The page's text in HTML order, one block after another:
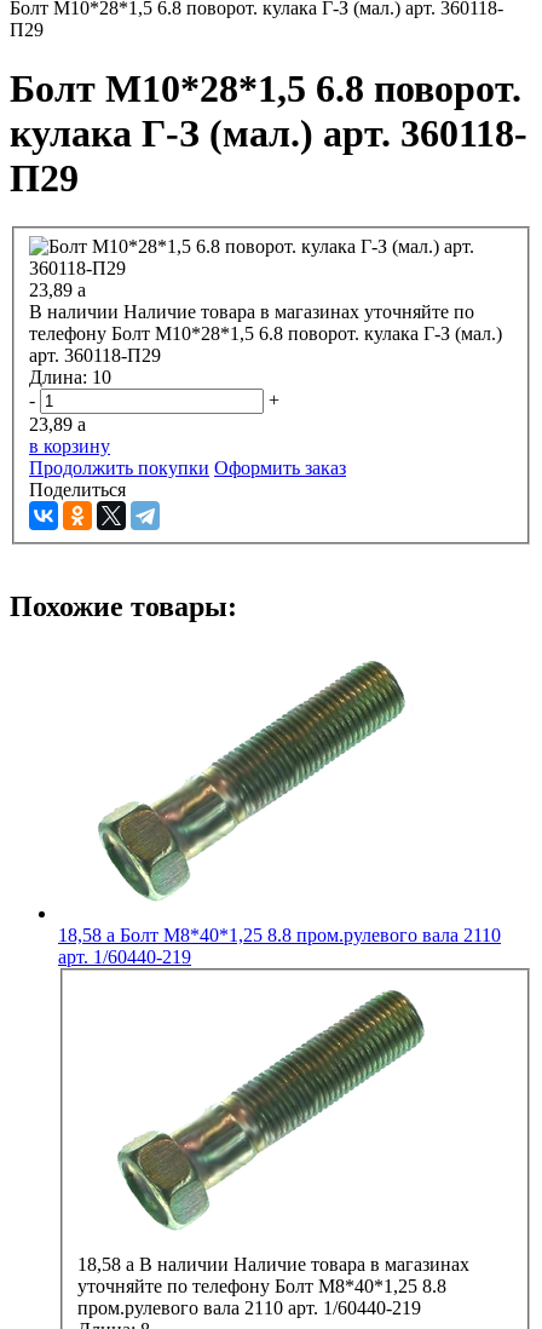
Болт М10*28*1,5 6.8 поворот. кулака Г-З (мал.) арт. 360118-
П29
Болт М10*28*1,5 6.8 поворот.
кулака Г-З (мал.) арт. 360118-
П29
23,89 a
В наличии Наличие товара в магазинах уточняйте по
телефону Болт М10*28*1,5 6.8 поворот. кулака Г-З (мал.)
арт. 360118-П29
Длина: 10
-
+
23,89 a
в корзину
Продолжить покупки Оформить заказ
Поделиться
Похожие товары:
18,58 a Болт М8*40*1,25 8.8 пром.рулевого вала 2110
арт. 1/60440-219
18,58 a В наличии Наличие товара в магазинах
уточняйте по телефону Болт М8*40*1,25 8.8
пром.рулевого вала 2110 арт. 1/60440-219